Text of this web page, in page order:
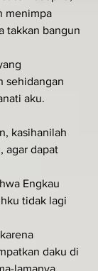
menimpa
takkan bangun
sehidangan
aku.
kasihanilah
agar dapat
Engkau
tidak lagi
daku di
lamanya.